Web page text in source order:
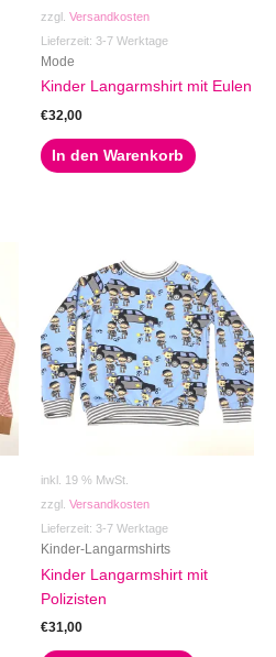
zzgl. Versandkosten
Lieferzeit: 3-7 Werktage
Mode
Kinder Langarmshirt mit Eulen
€32,00
In den Warenkorb
inkl. 19 % MwSt.
zzgl. Versandkosten
Lieferzeit: 3-7 Werktage
Kinder-Langarmshirts
Kinder Langarmshirt mit
Polizisten
€31,00